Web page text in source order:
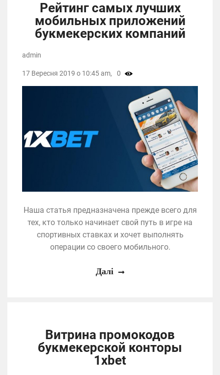
Рейтинг самых лучших
мобильных приложений
букмекерских компаний
Наша статья предназначена прежде всего для
тех, кто только начинает свой путь в игре на
спортивных ставках и хочет выполнять
операции со своего мобильного.
admin
17 Вересня 2019 о 10:45 am, 0
Далі
Витрина промокодов
букмекерской конторы
1xbet